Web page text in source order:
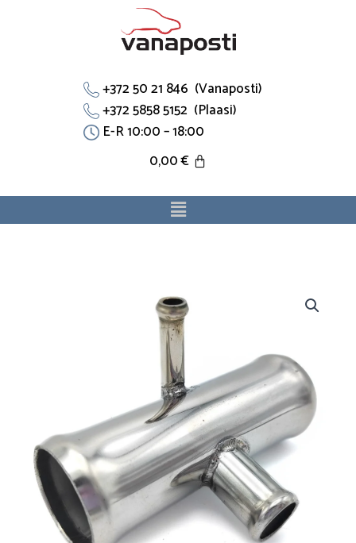
+372 50 21 846 (Vanaposti)
+372 5858 5152 (Plaasi)
E-R 10:00 – 18:00
0,00€
Menu
Roostevaba
teras
kogus